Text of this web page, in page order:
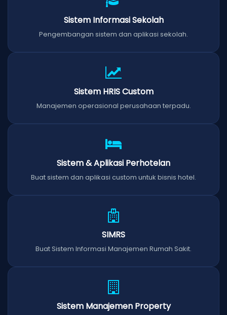
Sistem Informasi Sekolah
Pengembangan sistem dan aplikasi sekolah.
Sistem HRIS Custom
Manajemen operasional perusahaan terpadu.
Sistem & Aplikasi Perhotelan
Buat sistem dan aplikasi custom untuk bisnis hotel.
SIMRS
Buat Sistem Informasi Manajemen Rumah Sakit.
Sistem Manajemen Property